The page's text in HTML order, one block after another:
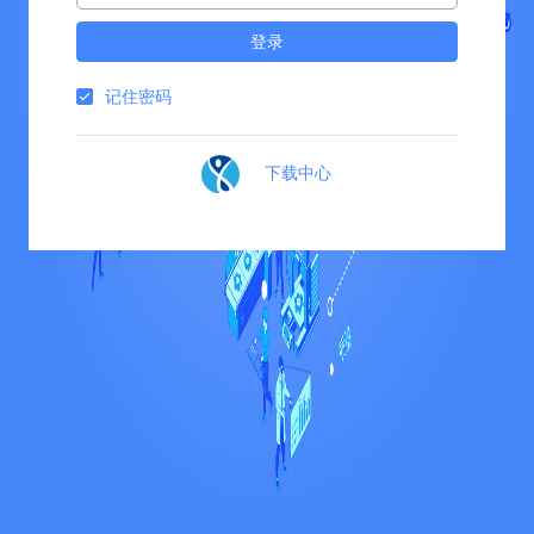
登录
记住密码
下载中心